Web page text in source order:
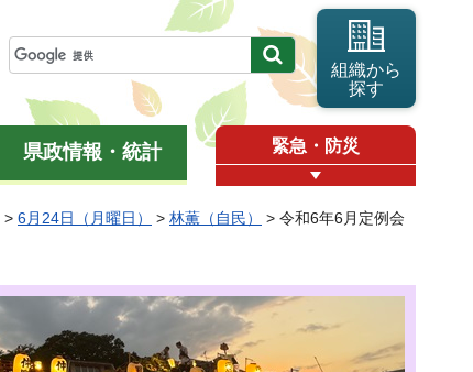
組織から
探す
県政情報・統計 緊急・防災
> 6月24日（月曜日） > 林薫（自民）
> 令和6年6月定例会